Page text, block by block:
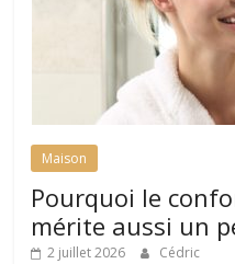
Maison
Pourquoi le
mérite aussi un
2 juillet 2026 Cédric